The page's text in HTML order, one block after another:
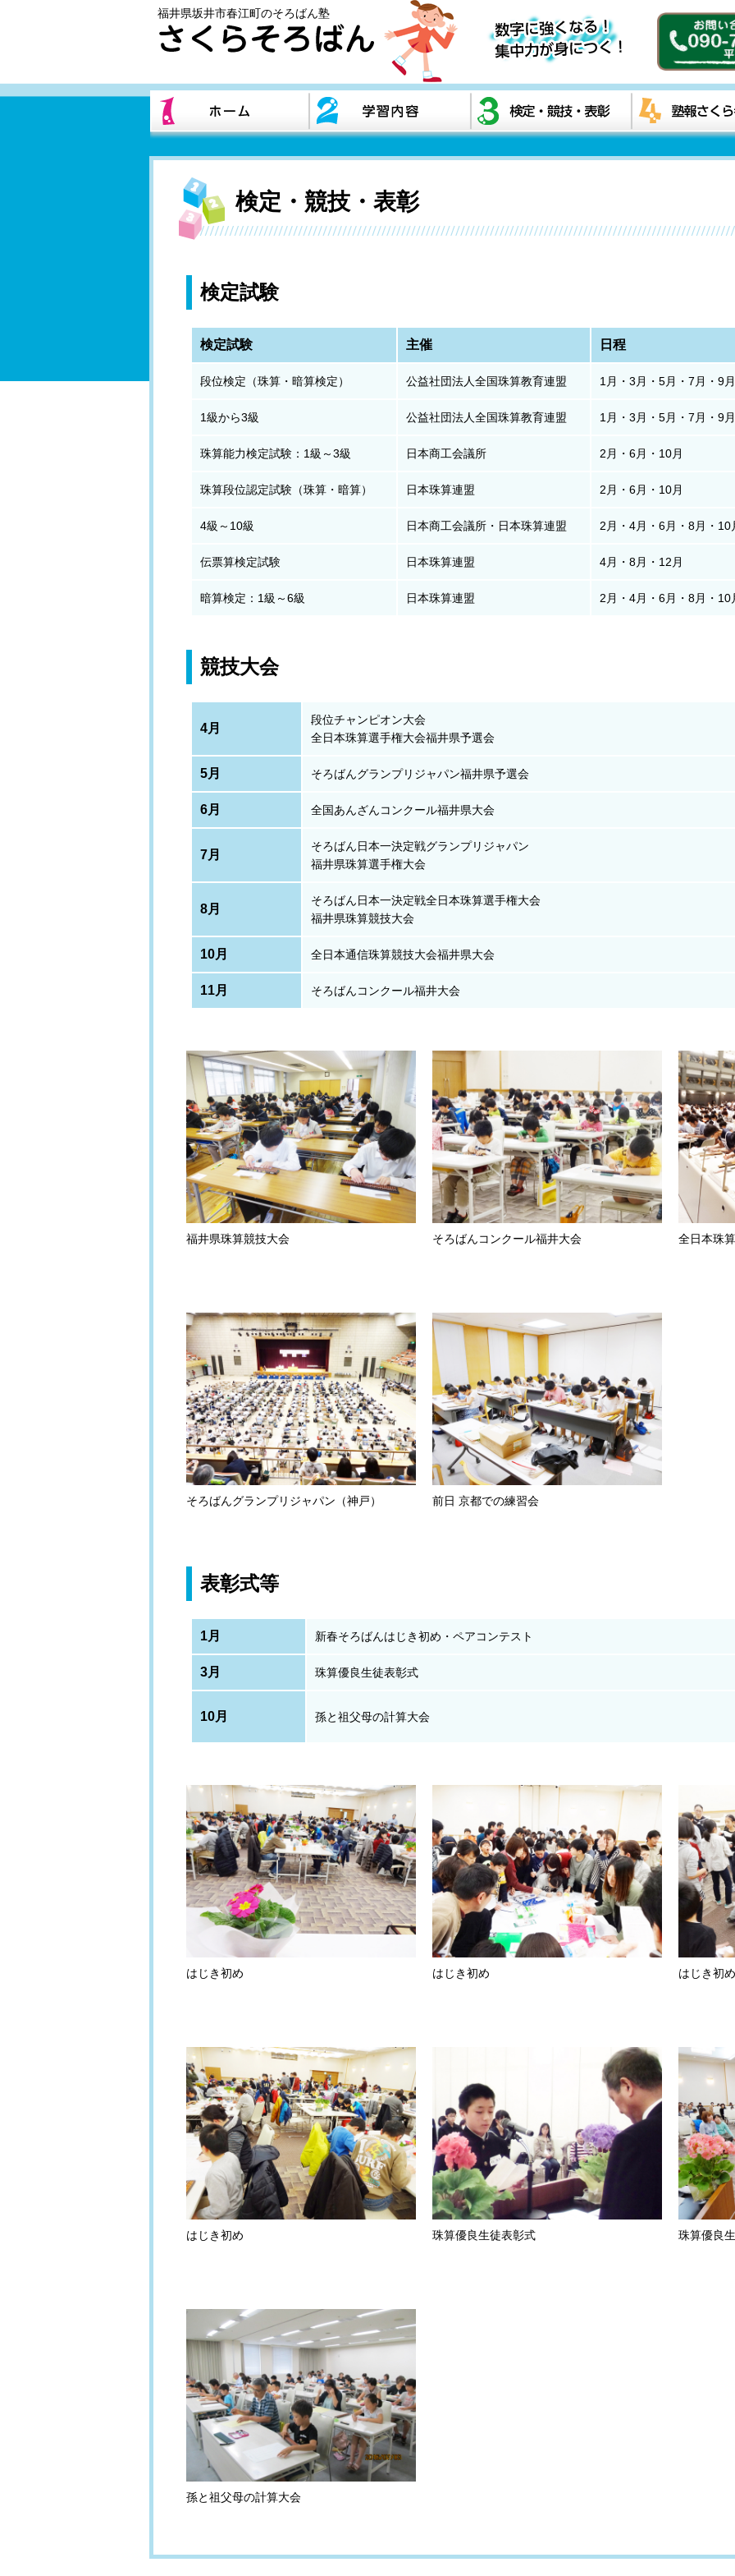
福井県坂井市春江町のそろばん塾
検定・競技・表彰
検定試験
検定試験 主催 日程
段位検定（珠算・暗算検定） 公益社団法人全国珠算教育連盟 1月・3月・5月・7月・9
1級から3級 公益社団法人全国珠算教育連盟 1月・3月・5月・7月・9
珠算能力検定試験：1級～3級 日本商工会議所 2月・6月・10月
珠算段位認定試験（珠算・暗算） 日本珠算連盟 2月・6月・10月
4級～10級 日本商工会議所・日本珠算連盟 2月・4月・6月・8月・10
伝票算検定試験 日本珠算連盟 4月・8月・12月
暗算検定：1級～6級 日本珠算連盟 2月・4月・6月・8月・10
競技大会
4月
段位チャンピオン大会
全日本珠算選手権大会福井県予選会
5月 そろばんグランプリジャパン福井県予選会
6月 全国あんざんコンクール福井県大会
7月
そろばん日本一決定戦グランプリジャパン
福井県珠算選手権大会
8月
そろばん日本一決定戦全日本珠算選手権大会
福井県珠算競技大会
10月 全日本通信珠算競技大会福井県大会
11月 そろばんコンクール福井大会
福井県珠算競技大会 そろばんコンクール福井大会 全日本珠
そろばんグランプリジャパン（神戸） 前日 京都での練習会
表彰式等
1月 新春そろばんはじき初め・ペアコンテスト
3月 珠算優良生徒表彰式
10月 孫と祖父母の計算大会
はじき初め はじき初め はじき初め
はじき初め 珠算優良生徒表彰式 珠算優良
孫と祖父母の計算大会